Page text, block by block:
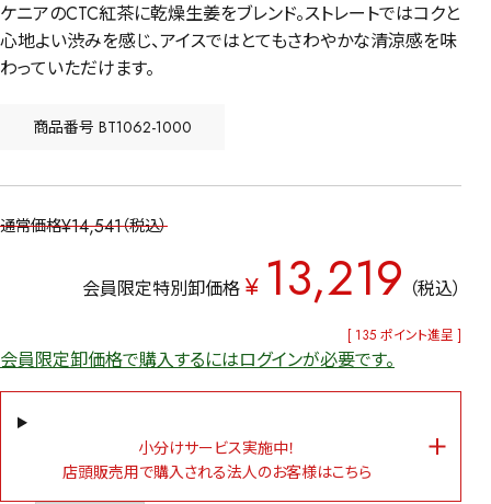
ケニアのCTC紅茶に乾燥生姜をブレンド。ストレートではコクと
心地よい渋みを感じ、アイスではとてもさわやかな清涼感を味
わっていただけます。
商品番号 BT1062-1000
通常価格¥14,541 税込
会員限定特別卸価格 ¥ 13,219 税込
[ 135 ポイント進呈 ]
会員限定卸価格で購入するにはログインが必要です。
小分けサービス実施中！
店頭販売用で購入される法人のお客様はこちら